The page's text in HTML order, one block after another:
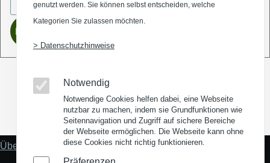
(Opens in a new window)
(Opens in a new window)
(Opens in a new window)
(Opens in a new
Fußzeile
Über uns
genutzt werden. Sie können selbst entscheiden, welche
Kategorien Sie zulassen möchten.
> Datenschutzhinweise
Notwendig
Notwendige Cookies helfen dabei, eine Webseite
nutzbar zu machen, indem sie Grundfunktionen wie
Seitennavigation und Zugriff auf sichere Bereiche
der Webseite ermöglichen. Die Webseite kann ohne
diese Cookies nicht richtig funktionieren.